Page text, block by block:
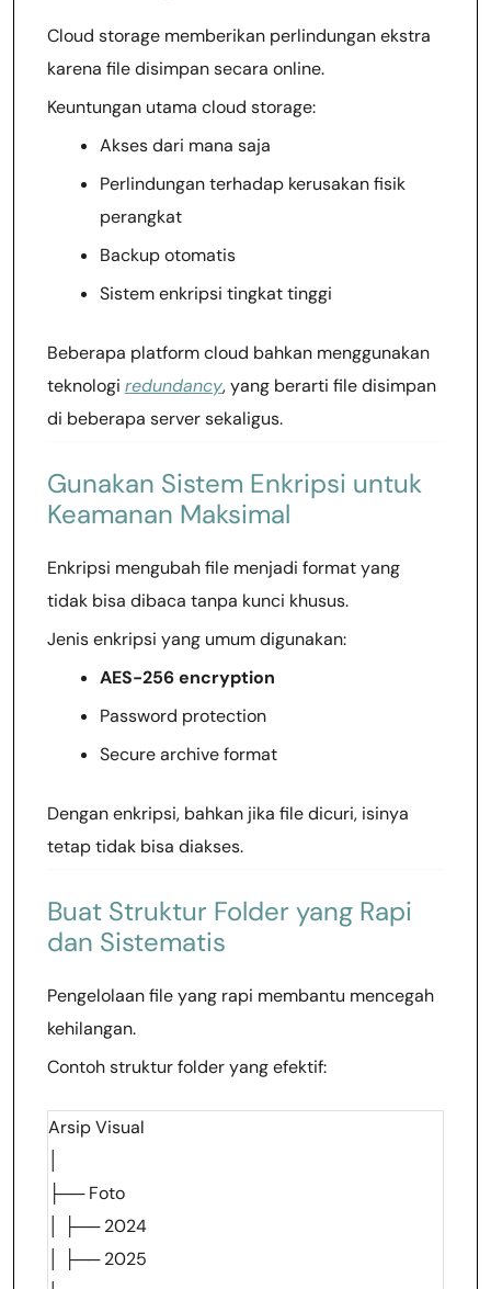
Cloud storage memberikan perlindungan ekstra
karena file disimpan secara online.
Keuntungan utama cloud storage:
Akses dari mana saja
Perlindungan terhadap kerusakan fisik
perangkat
Backup otomatis
Sistem enkripsi tingkat tinggi
Beberapa platform cloud bahkan menggunakan
teknologi redundancy, yang berarti file disimpan
di beberapa server sekaligus.
Gunakan Sistem Enkripsi untuk
Keamanan Maksimal
Enkripsi mengubah file menjadi format yang
tidak bisa dibaca tanpa kunci khusus.
Jenis enkripsi yang umum digunakan:
AES-256 encryption
Password protection
Secure archive format
Dengan enkripsi, bahkan jika file dicuri, isinya
tetap tidak bisa diakses.
Buat Struktur Folder yang Rapi
dan Sistematis
Pengelolaan file yang rapi membantu mencegah
kehilangan.
Contoh struktur folder yang efektif:
Arsip Visual
├── Foto
│ ├── 2024
│ ├── 2025